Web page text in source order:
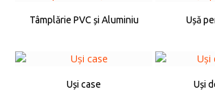
Tâmplărie PVC și Aluminiu Ușă
Uși case Uși